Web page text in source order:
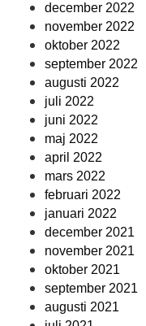
december 2022
november 2022
oktober 2022
september 2022
augusti 2022
juli 2022
juni 2022
maj 2022
april 2022
mars 2022
februari 2022
januari 2022
december 2021
november 2021
oktober 2021
september 2021
augusti 2021